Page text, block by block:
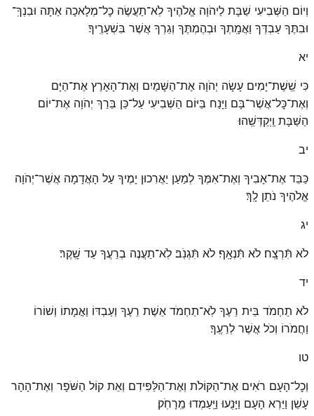
וְיוֹם הַשְּׁבִיעִי שַׁבָּת לַיהֹוָה אֱלֹהֶיךָ לֹֽא־תַעֲשֶׂה כׇל־מְלָאכָה אַתָּה וּבִנְךָ͏ֽ־
וּבִתֶּךָ עַבְדְּךָ וַאֲמָֽתְךָ וּבְהֶמְתֶּךָ וְגֵרְךָ אֲשֶׁר בִּשְׁעָרֶֽיךָ׃
יא
כִּי שֵֽׁשֶׁת־יָמִים עָשָׂה יְהֹוָה אֶת־הַשָּׁמַיִם וְאֶת־הָאָרֶץ אֶת־הַיָּם
וְאֶת־כׇּל־אֲשֶׁר־בָּם וַיָּנַח בַּיּוֹם הַשְּׁבִיעִי עַל־כֵּן בֵּרַךְ יְהֹוָה אֶת־יוֹם
הַשַּׁבָּת וַֽיְקַדְּשֵֽׁהוּ׃
יב
כַּבֵּד אֶת־אָבִיךָ וְאֶת־אִמֶּךָ לְמַעַן יַאֲרִכוּן יָמֶיךָ עַל הָאֲדָמָה אֲשֶׁר־יְהֹוָה
אֱלֹהֶיךָ נֹתֵן לָֽךְ׃
יג
לֹא תִּֿרְצָ͏ֽח׃ לֹא תִּֿנְאָ͏ֽף׃ לֹא תִּֿגְנֹֽב׃ לֹֽא־תַעֲנֶה בְרֵעֲךָ עֵד שָֽׁקֶר׃
יד
לֹא תַחְמֹד בֵּית רֵעֶךָ לֹֽא־תַחְמֹד אֵשֶׁת רֵעֶךָ וְעַבְדּוֹ וַאֲמָתוֹ וְשׁוֹרוֹ
וַחֲמֹרוֹ וְכֹל אֲשֶׁר לְרֵעֶֽךָ׃
טו
וְכׇל־הָעָם רֹאִים אֶת־הַקּוֹלֹת וְאֶת־הַלַּפִּידִם וְאֵת קוֹל הַשֹּׁפָר וְאֶת־הָהָר
עָשֵׁן וַיַּרְא הָעָם וַיָּנֻעוּ וַיַּֽעַמְדוּ מֵֽרָחֹֽק׃